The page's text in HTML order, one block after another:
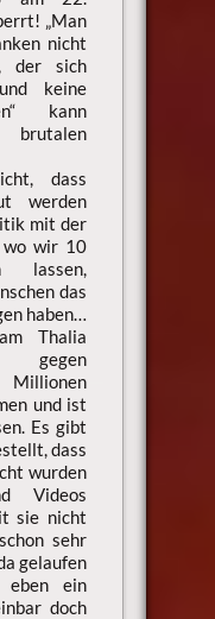
„Man
nicht
der sich
keine
kann
dass
werden
mit der
wo wir 10
lassen,
das
haben…
Thalia
gegen
Millionen
und ist
Es gibt
dass
wurden
Videos
sie nicht
sehr
gelaufen
eben ein
doch